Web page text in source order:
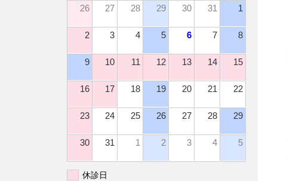
26 27 28 29 30 31 1
2 3 4 5 6 7 8
9 10 11 12 13 14 15
16 17 18 19 20 21 22
23 24 25 26 27 28 29
30 31 1 2 3 4 5
休診日